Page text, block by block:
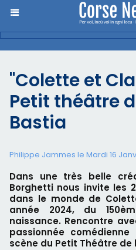
"Colette et
Petit théâtre
Bastia
Philippe Jammes le Mardi 16
Dans une très belle
Borghetti nous invite les
dans le monde de
année 2024, du
naissance. Rencontre
passionnée
scène du Petit Théâtre de